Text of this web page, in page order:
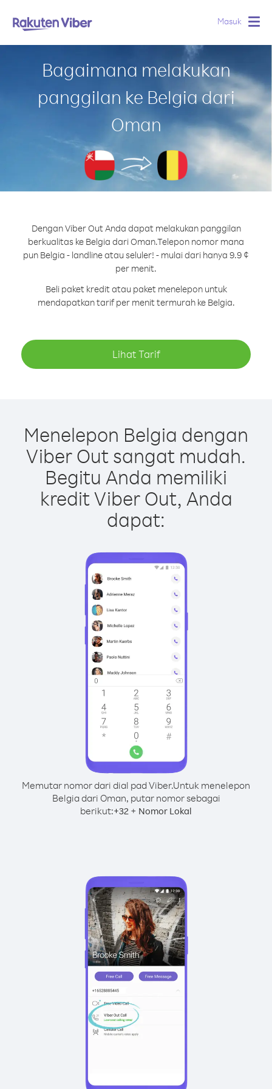
Masuk
Bagaimana melakukan
panggilan ke Belgia dari
Oman
Dengan Viber Out Anda dapat melakukan panggilan
berkualitas ke Belgia dari Oman.Telepon nomor mana
pun Belgia - landline atau seluler! - mulai dari hanya 9.9 ¢
per menit.
Beli paket kredit atau paket menelepon untuk
mendapatkan tarif per menit termurah ke Belgia.
Lihat Tarif
Menelepon Belgia dengan
Viber Out sangat mudah.
Begitu Anda memiliki
kredit Viber Out, Anda
dapat:
Memutar nomor dari dial pad Viber.Untuk menelepon
Belgia dari Oman, putar nomor sebagai
berikut:+32 + Nomor Lokal